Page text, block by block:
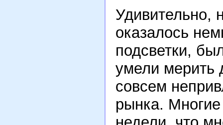
Удивительно,
оказалось
подсветки,
умели мерить
совсем
рынка.